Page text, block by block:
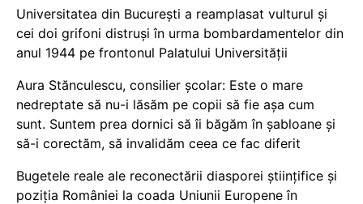
Universitatea din București a reamplasat vulturul și
cei doi grifoni distruși în urma bombardamentelor din
anul 1944 pe frontonul Palatului Universității
Aura Stănculescu, consilier școlar: Este o mare
nedreptate să nu-i lăsăm pe copii să fie așa cum
sunt. Suntem prea dornici să îi băgăm în șabloane și
să-i corectăm, să invalidăm ceea ce fac diferit
Bugetele reale ale reconectării diasporei științifice și
poziția României la coada Uniunii Europene în